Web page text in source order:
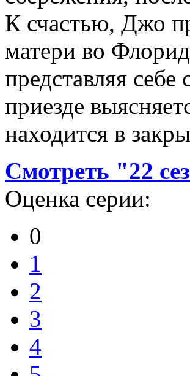
К счастью, Джо
матери во
представляя
приезде
находится в
Смотреть "22
Оценка серии:
0
1
2
3
4